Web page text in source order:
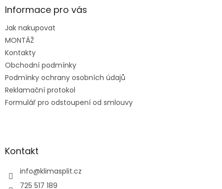
aInformace pro vás
Jak nakupovat
MONTÁŽ
Kontakty
Obchodní podmínky
Podmínky ochrany osobních údajů
Reklamační protokol
Formulář pro odstoupení od smlouvy
Kontakt
info@klimasplit.cz
725 517 189